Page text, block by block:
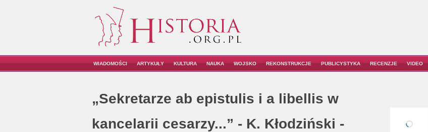
WIADOMOŚCI ARTYKUŁY KULTURA NAUKA WOJSKO REKONSTRUKCJE PUBLICYSTYKA RECENZJE VIDEO
„Sekretarze ab epistulis i a libellis w
kancelarii cesarzy...” - K. Kłodziński -